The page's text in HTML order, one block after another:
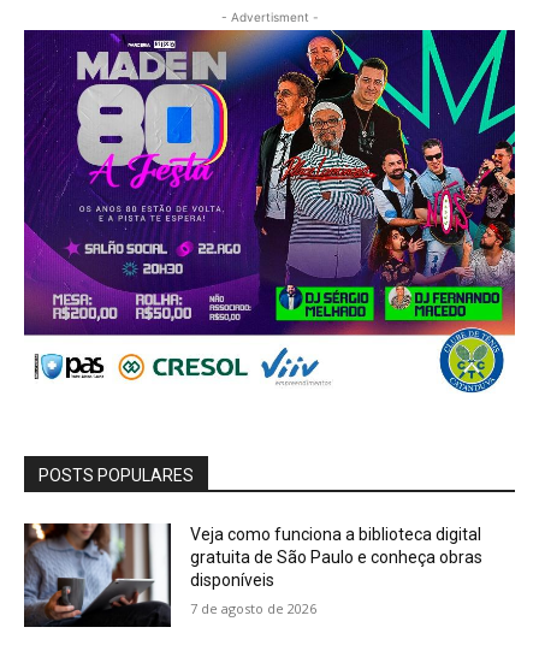
- Advertisment -
POSTS POPULARES
Veja como funciona a biblioteca digital
gratuita de São Paulo e conheça obras
disponíveis
7 de agosto de 2026